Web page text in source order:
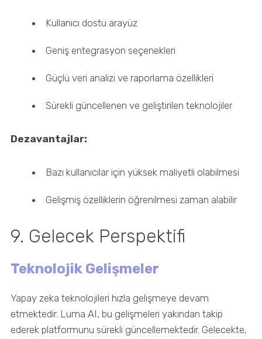
Kullanıcı dostu arayüz
Geniş entegrasyon seçenekleri
Güçlü veri analizi ve raporlama özellikleri
Sürekli güncellenen ve geliştirilen teknolojiler
Dezavantajlar:
Bazı kullanıcılar için yüksek maliyetli olabilmesi
Gelişmiş özelliklerin öğrenilmesi zaman alabilir
9. Gelecek Perspektifi
Teknolojik Gelişmeler
Yapay zeka teknolojileri hızla gelişmeye devam
etmektedir. Luma AI, bu gelişmeleri yakından takip
ederek platformunu sürekli güncellemektedir. Gelecekte,